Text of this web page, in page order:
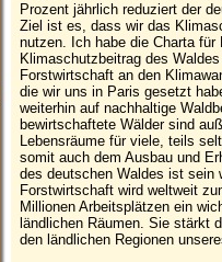
Prozent jährlich reduziert der
Ziel ist es, dass wir das
nutzen. Ich habe die Charta
Klimaschutzbeitrag des
Forstwirtschaft an den
die wir uns in Paris gesetzt
weiterhin auf nachhaltige
bewirtschaftete Wälder sind
Lebensräume für viele, teils
somit auch dem Ausbau und
des deutschen Waldes ist sein
Forstwirtschaft wird weltweit
Millionen Arbeitsplätzen ein
ländlichen Räumen. Sie stärkt
den ländlichen Regionen